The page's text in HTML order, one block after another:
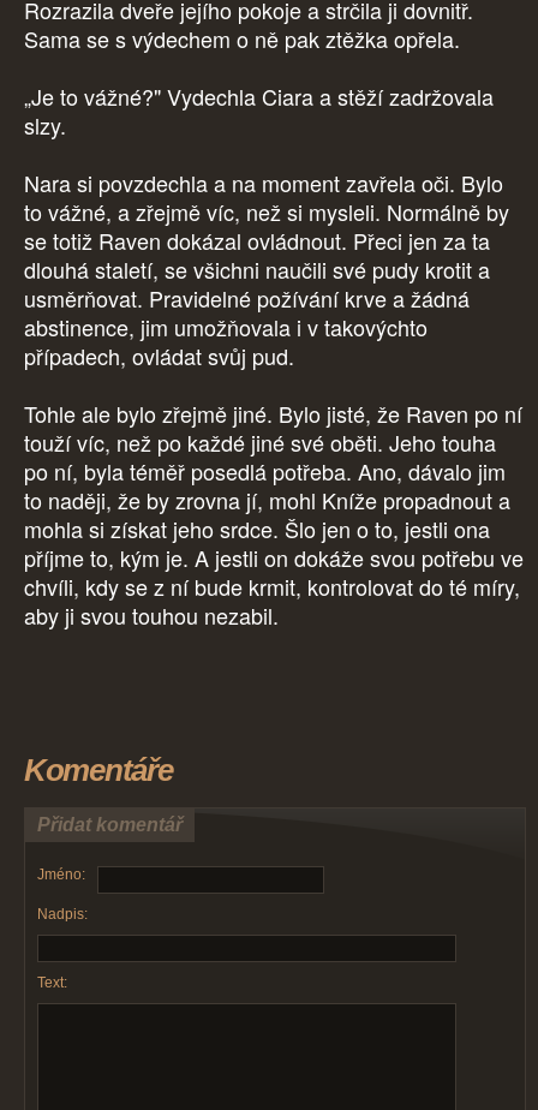
Rozrazila dveře jejího pokoje a strčila ji dovnitř.
Sama se s výdechem o ně pak ztěžka opřela.
„Je to vážné?" Vydechla Ciara a stěží zadržovala
slzy.
Nara si povzdechla a na moment zavřela oči. Bylo
to vážné, a zřejmě víc, než si mysleli. Normálně by
se totiž Raven dokázal ovládnout. Přeci jen za ta
dlouhá staletí, se všichni naučili své pudy krotit a
usměrňovat. Pravidelné požívání krve a žádná
abstinence, jim umožňovala i v takovýchto
případech, ovládat svůj pud.
Tohle ale bylo zřejmě jiné. Bylo jisté, že Raven po ní
touží víc, než po každé jiné své oběti. Jeho touha
po ní, byla téměř posedlá potřeba. Ano, dávalo jim
to naději, že by zrovna jí, mohl Kníže propadnout a
mohla si získat jeho srdce. Šlo jen o to, jestli ona
příjme to, kým je. A jestli on dokáže svou potřebu ve
chvíli, kdy se z ní bude krmit, kontrolovat do té míry,
aby ji svou touhou nezabil.
Komentáře
Přidat komentář
Jméno:
Nadpis:
Text: